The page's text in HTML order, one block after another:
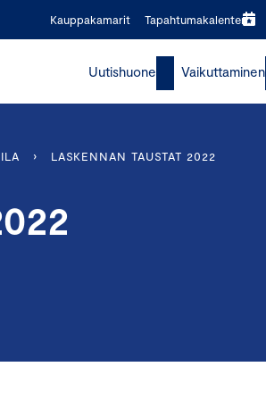
Kauppakamarit Tapahtumakalenteri
Uutishuone Vaikuttaminen
› LASKENNAN TAUSTAT 2022